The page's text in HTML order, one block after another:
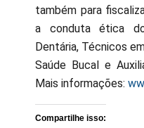
também para
a conduta ética
Dentária, Técnicos
Saúde Bucal e
Mais informações:
Compartilhe isso: